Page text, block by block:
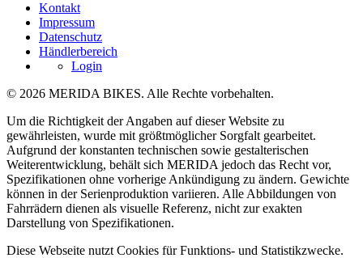
Kontakt
Impressum
Datenschutz
Händlerbereich
Login
© 2026 MERIDA BIKES. Alle Rechte vorbehalten.
Um die Richtigkeit der Angaben auf dieser Website zu
gewährleisten, wurde mit größtmöglicher Sorgfalt gearbeitet.
Aufgrund der konstanten technischen sowie gestalterischen
Weiterentwicklung, behält sich MERIDA jedoch das Recht vor,
Spezifikationen ohne vorherige Ankündigung zu ändern. Gewichte
können in der Serienproduktion variieren. Alle Abbildungen von
Fahrrädern dienen als visuelle Referenz, nicht zur exakten
Darstellung von Spezifikationen.
Diese Webseite nutzt Cookies für Funktions- und Statistikzwecke.